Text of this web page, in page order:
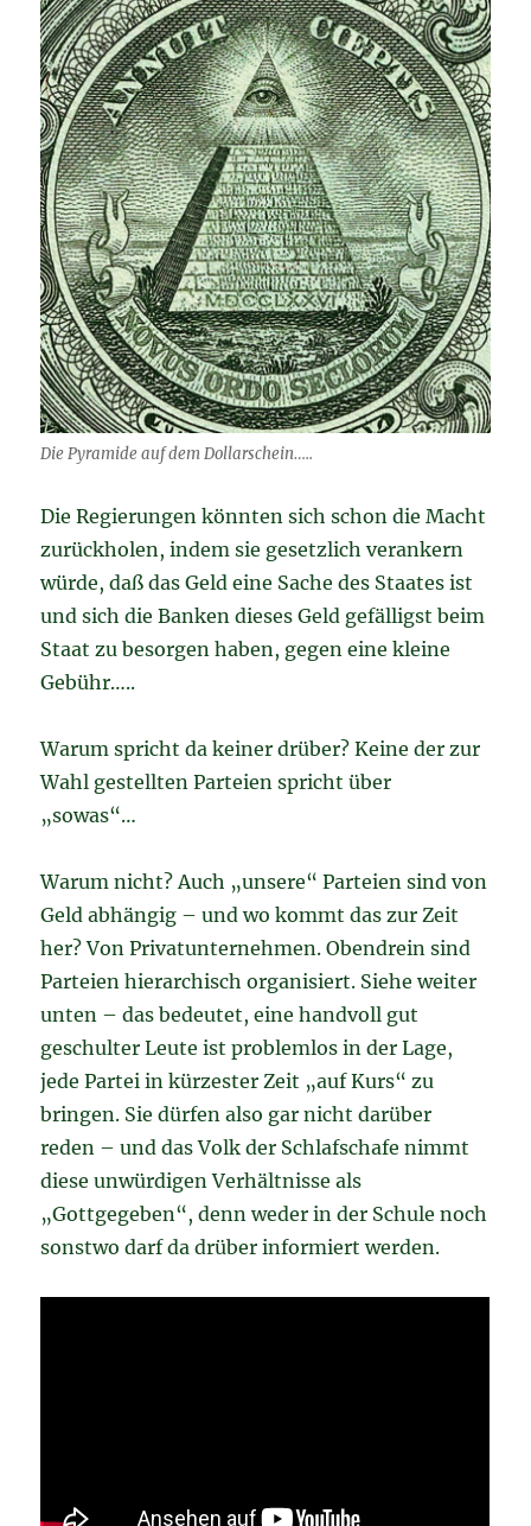
Die Pyramide auf dem Dollarschein…..
Die Regierungen könnten sich schon die Macht
zurückholen, indem sie gesetzlich verankern
würde, daß das Geld eine Sache des Staates ist
und sich die Banken dieses Geld gefälligst beim
Staat zu besorgen haben, gegen eine kleine
Gebühr…..
Warum spricht da keiner drüber? Keine der zur
Wahl gestellten Parteien spricht über
„sowas“…
Warum nicht? Auch „unsere“ Parteien sind von
Geld abhängig – und wo kommt das zur Zeit
her? Von Privatunternehmen. Obendrein sind
Parteien hierarchisch organisiert. Siehe weiter
unten – das bedeutet, eine handvoll gut
geschulter Leute ist problemlos in der Lage,
jede Partei in kürzester Zeit „auf Kurs“ zu
bringen. Sie dürfen also gar nicht darüber
reden – und das Volk der Schlafschafe nimmt
diese unwürdigen Verhältnisse als
„Gottgegeben“, denn weder in der Schule noch
sonstwo darf da drüber informiert werden.